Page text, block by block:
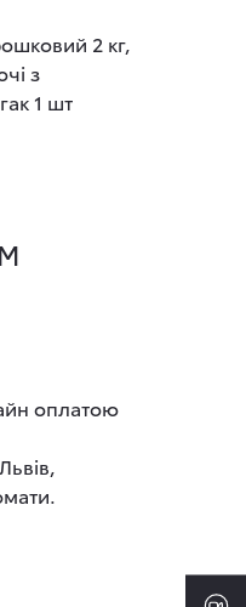
2 кг,
з
1 шт
оплатою